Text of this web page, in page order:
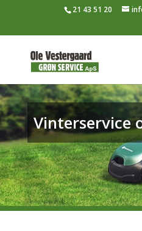
21 43 51 20
Vinterservice